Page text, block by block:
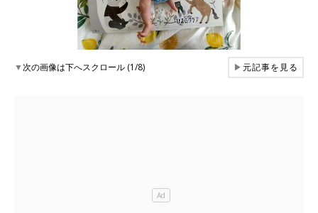
▼次の画像は下へスクロール (1/8) ▶元記事を見る